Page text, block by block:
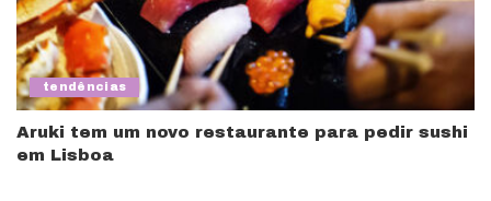
tendências
Aruki tem um novo restaurante para pedir sushi
em Lisboa